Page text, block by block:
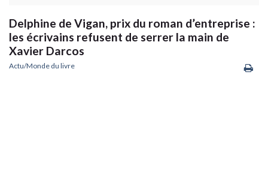
Delphine de Vigan, prix du roman d’entreprise :
les écrivains refusent de serrer la main de
Xavier Darcos
Actu/Monde du livre